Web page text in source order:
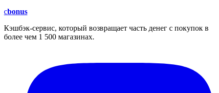
cbonus
Кэшбэк-сервис, который возвращает часть денег с покупок в
более чем 1 500 магазинах.